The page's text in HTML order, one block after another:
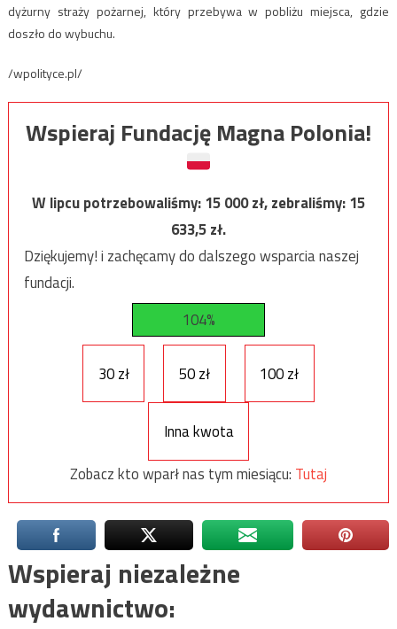
dyżurny straży pożarnej, który przebywa w pobliżu miejsca, gdzie
doszło do wybuchu.
/wpolityce.pl/
Wspieraj Fundację Magna Polonia!
W lipcu potrzebowaliśmy:15 000zł, zebraliśmy:15
633,5zł.
Dziękujemy! i zachęcamy do dalszego wsparcia naszej
fundacji.
104%
30 zł 50 zł 100 zł
Inna kwota
Zobacz kto wparł nas tym miesiącu: Tutaj
Wspieraj niezależne
wydawnictwo: